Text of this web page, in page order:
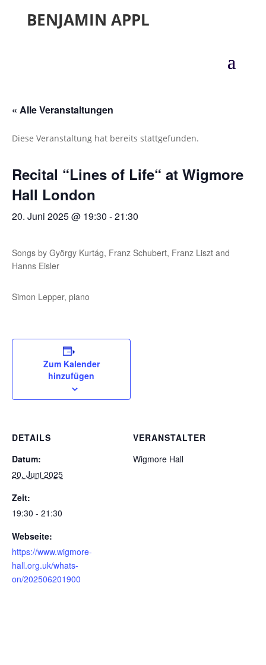
BENJAMIN APPL
« Alle Veranstaltungen
Diese Veranstaltung hat bereits stattgefunden.
Recital “Lines of Life“ at Wigmore
Hall London
20. Juni 2025 @ 19:30 -21:30
Songs by György Kurtág, Franz Schubert, Franz Liszt and
Hanns Eisler
Simon Lepper, piano
Zum Kalender
hinzufügen
DETAILS
Datum:
20. Juni 2025
Zeit:
19:30 - 21:30
Webseite:
https://www.wigmore-
hall.org.uk/whats-
on/202506201900
VERANSTALTER
Wigmore Hall